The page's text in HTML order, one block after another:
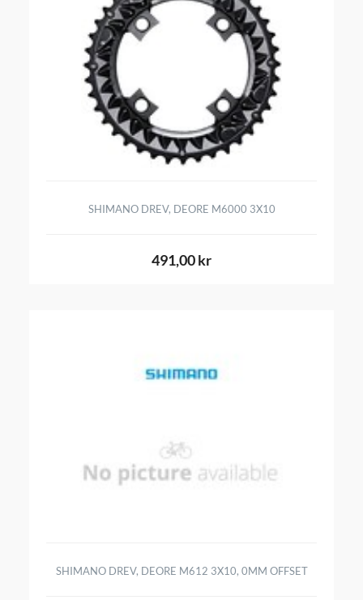
SHIMANO DREV, DEORE M6000 3X10
491,00 kr
SHIMANO DREV, DEORE M612 3X10, 0MM OFFSET